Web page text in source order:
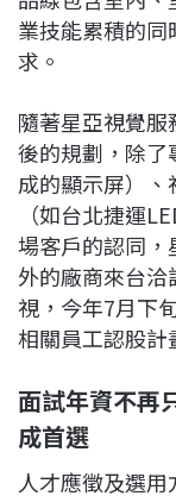
業技能累積的
求。
隨著星亞視覺
後的規劃，除了
成的顯示屏）
（如台北捷運
場客戶的認同
外的廠商來台
視，今年7月下
相關員工認股計
面試年資不再
成首選
人才應徵及選